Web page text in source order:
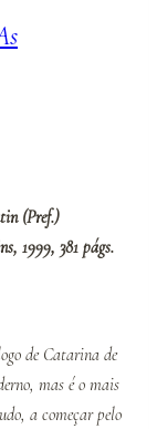
(Pref.)
1999, 381 págs.
de Catarina de
mas é o mais
a começar pelo